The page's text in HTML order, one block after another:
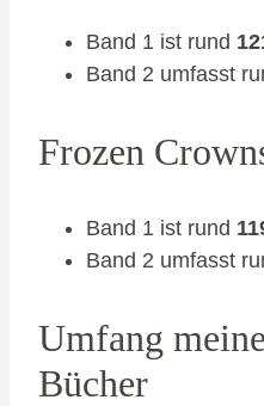
Band 1 ist rund
Band 2 umfasst
Frozen
Band 1 ist rund
Band 2 umfasst
Umfang
Bücher